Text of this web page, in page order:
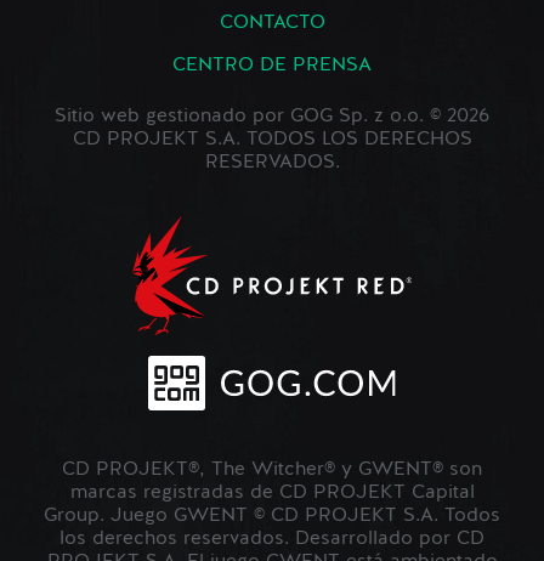
CONTACTO
CENTRO DE PRENSA
Sitio web gestionado por GOG Sp. z o.o. © 2026
CD PROJEKT S.A. TODOS LOS DERECHOS
RESERVADOS.
CD PROJEKT®, The Witcher® y GWENT® son
marcas registradas de CD PROJEKT Capital
Group. Juego GWENT © CD PROJEKT S.A. Todos
los derechos reservados. Desarrollado por CD